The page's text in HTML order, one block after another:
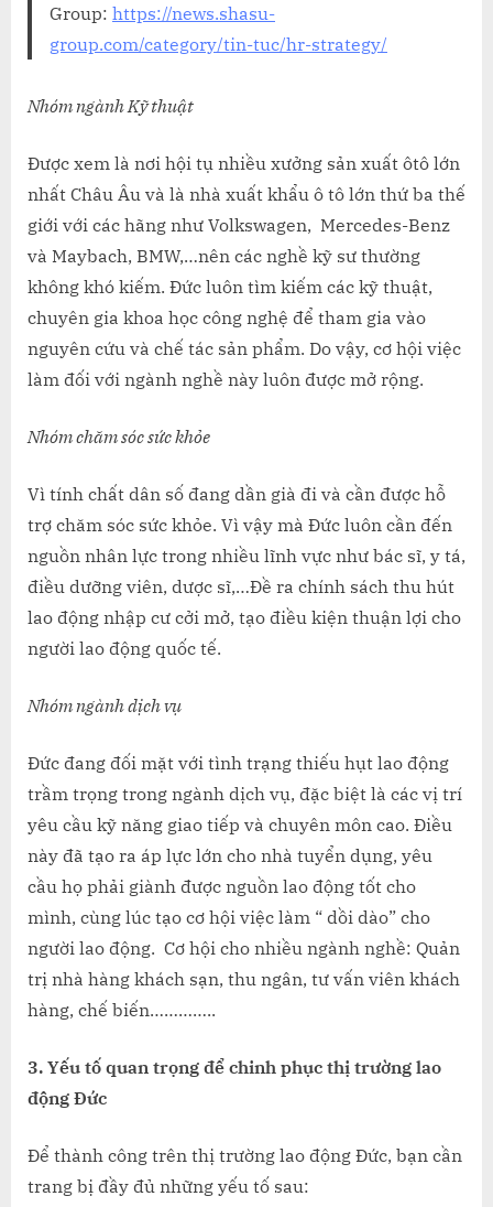
Group: https://news.shasu-
group.com/category/tin-tuc/hr-strategy/
Nhóm ngành Kỹ thuật
Được xem là nơi hội tụ nhiều xưởng sản xuất ôtô lớn
nhất Châu Âu và là nhà xuất khẩu ô tô lớn thứ ba thế
giới với các hãng như Volkswagen, Mercedes-Benz
và Maybach, BMW,…nên các nghề kỹ sư thường
không khó kiếm. Đức luôn tìm kiếm các kỹ thuật,
chuyên gia khoa học công nghệ để tham gia vào
nguyên cứu và chế tác sản phẩm. Do vậy, cơ hội việc
làm đối với ngành nghề này luôn được mở rộng.
Nhóm chăm sóc sức khỏe
Vì tính chất dân số đang dần già đi và cần được hỗ
trợ chăm sóc sức khỏe. Vì vậy mà Đức luôn cần đến
nguồn nhân lực trong nhiều lĩnh vực như bác sĩ, y tá,
điều dưỡng viên, dược sĩ,…Đề ra chính sách thu hút
lao động nhập cư cởi mở, tạo điều kiện thuận lợi cho
người lao động quốc tế.
Nhóm ngành dịch vụ
Đức đang đối mặt với tình trạng thiếu hụt lao động
trầm trọng trong ngành dịch vụ, đặc biệt là các vị trí
yêu cầu kỹ năng giao tiếp và chuyên môn cao. Điều
này đã tạo ra áp lực lớn cho nhà tuyển dụng, yêu
cầu họ phải giành được nguồn lao động tốt cho
mình, cùng lúc tạo cơ hội việc làm “ dồi dào” cho
người lao động. Cơ hội cho nhiều ngành nghề: Quản
trị nhà hàng khách sạn, thu ngân, tư vấn viên khách
hàng, chế biến…………..
3. Yếu tố quan trọng để chinh phục thị trường lao
động Đức
Để thành công trên thị trường lao động Đức, bạn cần
trang bị đầy đủ những yếu tố sau: